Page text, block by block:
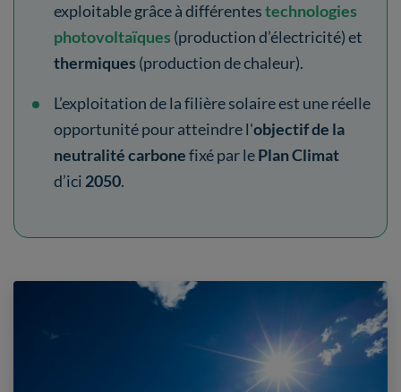
exploitable grâce à différentestechnologies
photovoltaïques (production d’électricité) et
thermiques (production de chaleur).
L’exploitation de la filière solaire est une réelle
opportunité pour atteindre l'objectif de la
neutralité carbonefixé par lePlan Climat
d’ici 2050.